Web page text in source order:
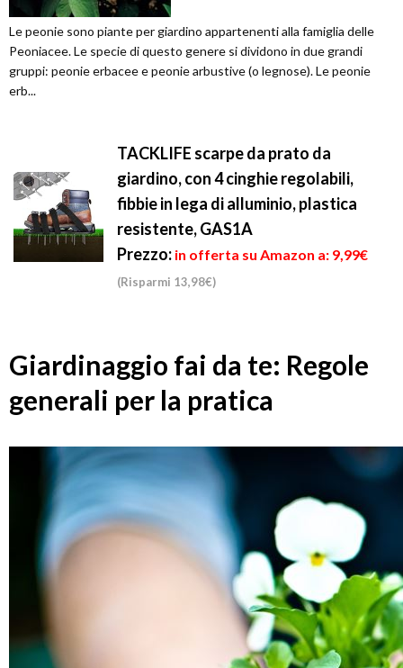
Le peonie sono piante per giardino appartenenti alla famiglia delle
Peoniacee. Le specie di questo genere si dividono in due grandi
gruppi: peonie erbacee e peonie arbustive (o legnose). Le peonie
erb...
TACKLIFE scarpe da prato da
giardino, con 4 cinghie regolabili,
fibbie in lega di alluminio, plastica
resistente, GAS1A
Prezzo: in offerta su Amazon a: 9,99€
(Risparmi 13,98€)
Giardinaggio fai da te: Regole
generali per la pratica